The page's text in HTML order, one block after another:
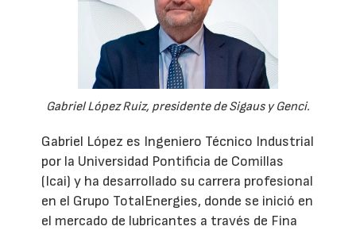
Gabriel López Ruiz, presidente de Sigaus y Genci.
Gabriel López es Ingeniero Técnico Industrial
por la Universidad Pontificia de Comillas
(Icai) y ha desarrollado su carrera profesional
en el Grupo TotalEnergies, donde se inició en
el mercado de lubricantes a través de Fina